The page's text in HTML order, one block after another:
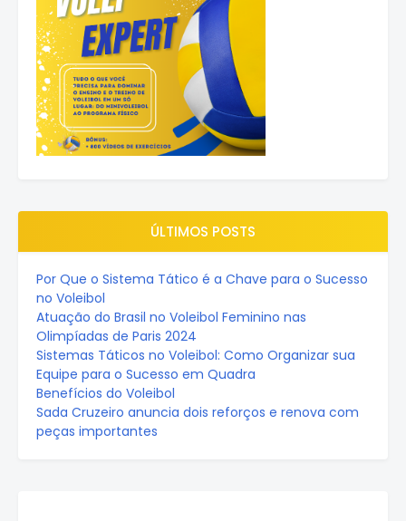
ÚLTIMOS POSTS
Por Que o Sistema Tático é a Chave para o Sucesso
no Voleibol
Atuação do Brasil no Voleibol Feminino nas
Olimpíadas de Paris 2024
Sistemas Táticos no Voleibol: Como Organizar sua
Equipe para o Sucesso em Quadra
Benefícios do Voleibol
Sada Cruzeiro anuncia dois reforços e renova com
peças importantes